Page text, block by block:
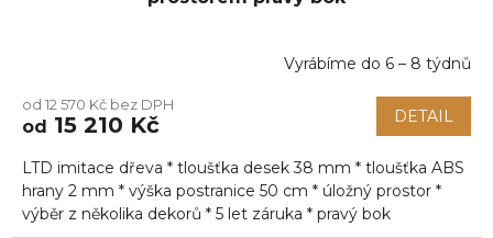
Vyrábíme do 6 – 8 týdnů
od 12 570 Kč bez DPH
od 15 210 Kč DETAIL
LTD imitace dřeva * tloušťka desek 38 mm * tloušťka ABS
hrany 2 mm * výška postranice 50 cm * úložný prostor *
výběr z několika dekorů * 5 let záruka * pravý bok